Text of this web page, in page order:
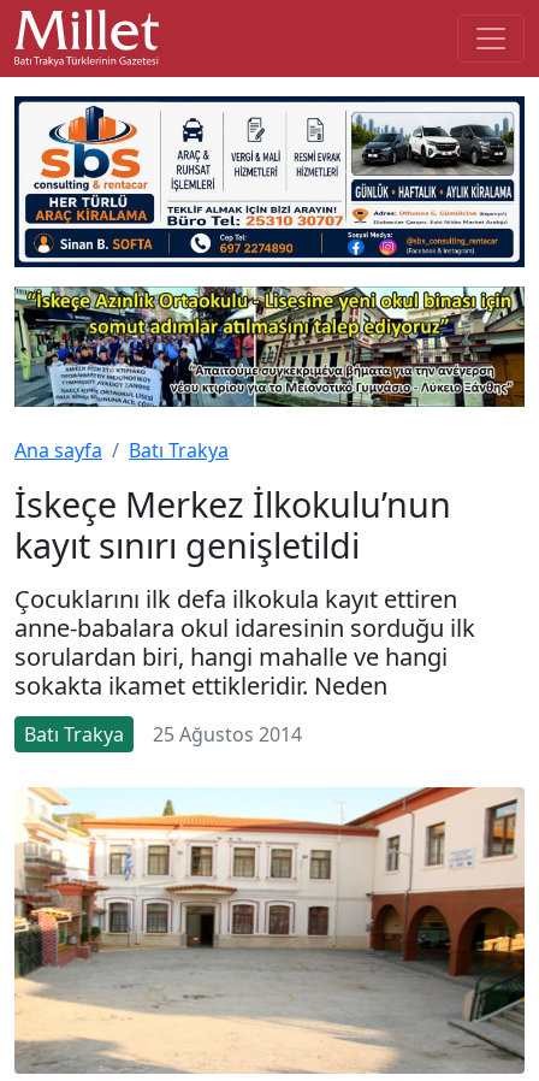
Ana sayfa Batı Trakya
İskeçe Merkez İlkokulu’nun
kayıt sınırı genişletildi
Çocuklarını ilk defa ilkokula kayıt ettiren
anne-babalara okul idaresinin sorduğu ilk
sorulardan biri, hangi mahalle ve hangi
sokakta ikamet ettikleridir. Neden
Batı Trakya 25 Ağustos 2014